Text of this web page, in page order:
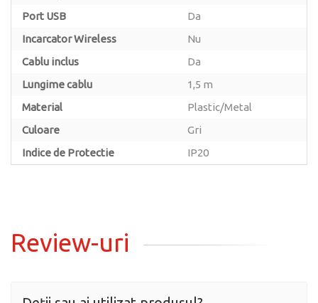
Port USB
Da
Incarcator Wireless
Nu
Cablu inclus
Da
Lungime cablu
1,5 m
Material
Plastic/Metal
Culoare
Gri
Indice de Protectie
IP20
Review-uri